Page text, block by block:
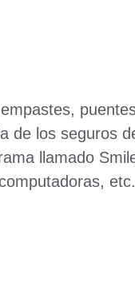
de los seguros
llamado
etc.